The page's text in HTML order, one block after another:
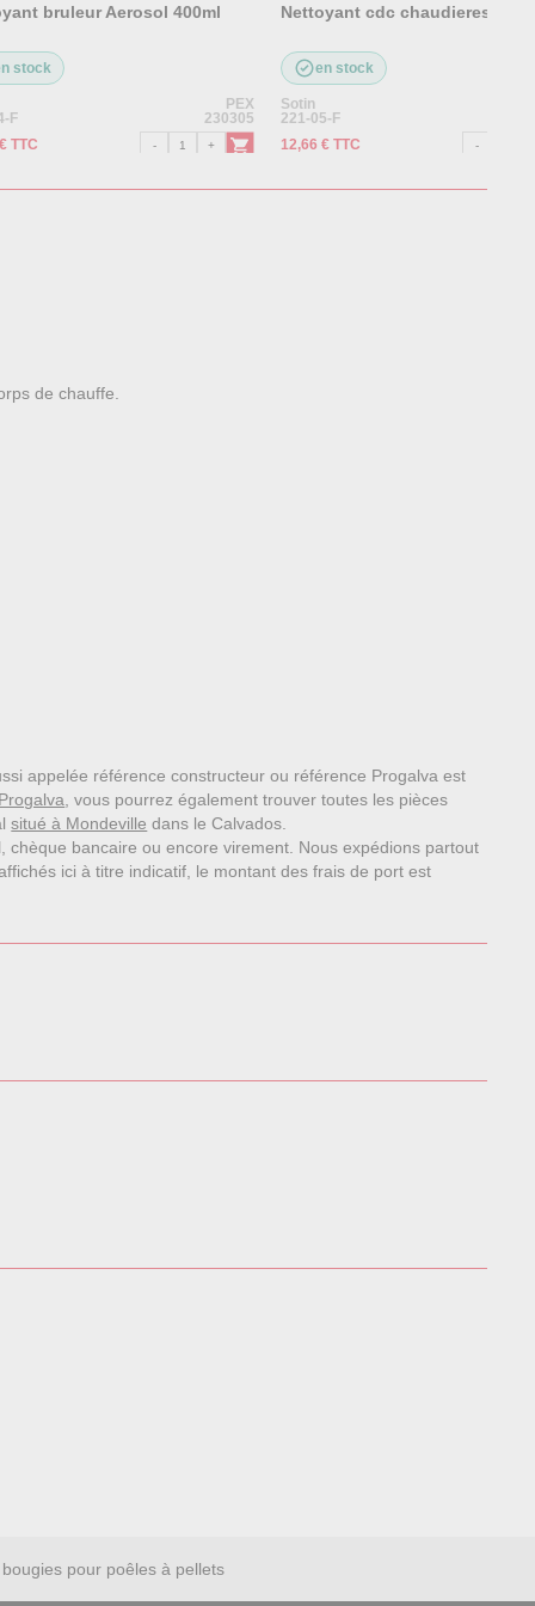
bruleur Aerosol 400ml
stock
PEX
F
230305
TTC
Nettoyant cdc chaudieres fuel
en stock
Sotin
221-05-F
12,66 € TTC
de chauffe.
appelée référence constructeur ou référence Progalva est
, vous pourrez également trouver toutes les pièces
situé à Mondeville dans le Calvados.
bancaire ou encore virement. Nous expédions partout
ici à titre indicatif, le montant des frais de port est
bougies pour poêles à pellets